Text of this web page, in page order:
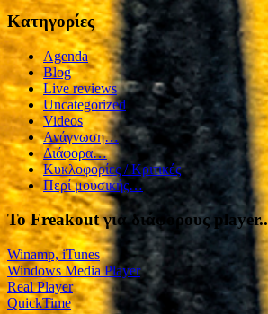
Kατηγορίες
Agenda
Blog
Live reviews
Uncategorized
Videos
Ανάγνωση…
Διάφορα…
Κυκλοφορίες / Kριτικές
Περί μουσικής…
To Freakout για διάφορους player..
Winamp, iTunes
Windows Media Player
Real Player
QuickTime